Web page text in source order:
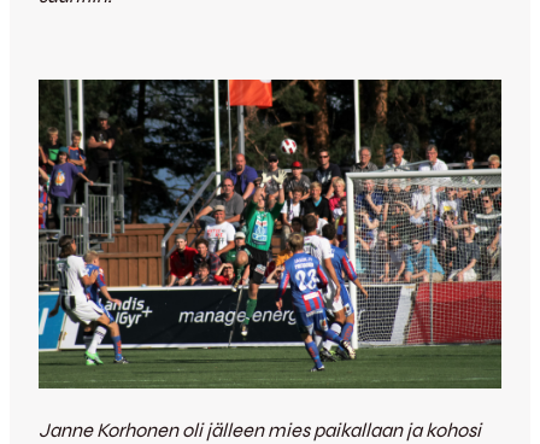
Janne Korhonen oli jälleen mies paikallaan ja kohosi